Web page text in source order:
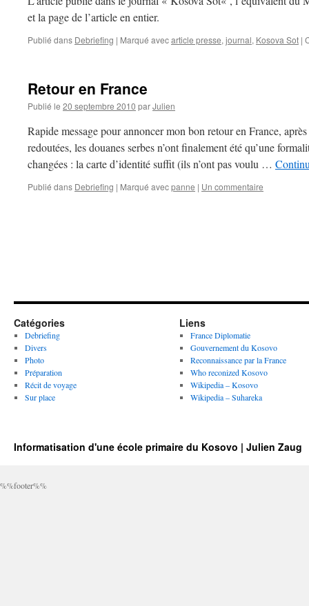
et la page de l’article en entier.
Publié dans Debriefing | Marqué avecarticle presse, journal, Kosova Sot |
Retour en France
Publié le 20 septembre 2010 parJulien
Rapide message pour annoncer mon bon retour en France,
redoutées, les douanes serbes n’ont finalement été qu’une
changées : la carte d’identité suffit (ils n’ont pas voulu …
Publié dans Debriefing | Marqué avecpanne | Un commentaire
Catégories
Debriefing
Divers
Photo
Préparation
Récit de voyage
Sur place
Liens
France Diplomatie
Gouvernement du Kosovo
Reconnaissance par la France
Who reconized Kosovo
Wikipedia – Kosovo
Wikipedia – Suhareka
Informatisation d'une école primaire du Kosovo | Julien Zaug
%%footer%%